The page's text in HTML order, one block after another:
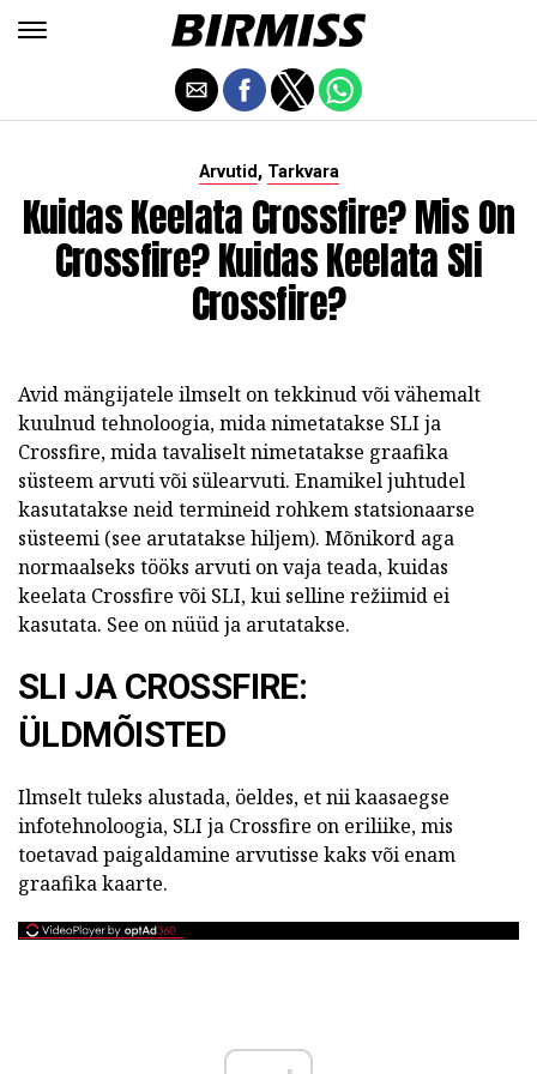
Arvutid, Tarkvara
Kuidas Keelata Crossfire? Mis On
Crossfire? Kuidas Keelata Sli
Crossfire?
Avid mängijatele ilmselt on tekkinud või vähemalt
kuulnud tehnoloogia, mida nimetatakse SLI ja
Crossfire, mida tavaliselt nimetatakse graafika
süsteem arvuti või sülearvuti. Enamikel juhtudel
kasutatakse neid termineid rohkem statsionaarse
süsteemi (see arutatakse hiljem). Mõnikord aga
normaalseks tööks arvuti on vaja teada, kuidas
keelata Crossfire või SLI, kui selline režiimid ei
kasutata. See on nüüd ja arutatakse.
SLI JA CROSSFIRE:
ÜLDMÕISTED
Ilmselt tuleks alustada, öeldes, et nii kaasaegse
infotehnoloogia, SLI ja Crossfire on eriliike, mis
toetavad paigaldamine arvutisse kaks või enam
graafika kaarte.